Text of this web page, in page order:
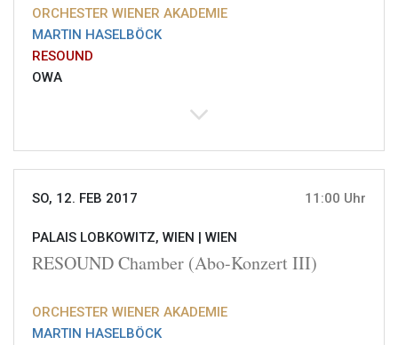
ORCHESTER WIENER AKADEMIE
MARTIN HASELBÖCK
RESOUND
OWA
SO, 12. FEB 2017 11:00 Uhr
PALAIS LOBKOWITZ, WIEN | WIEN
RESOUND Chamber (Abo-Konzert III)
ORCHESTER WIENER AKADEMIE
MARTIN HASELBÖCK